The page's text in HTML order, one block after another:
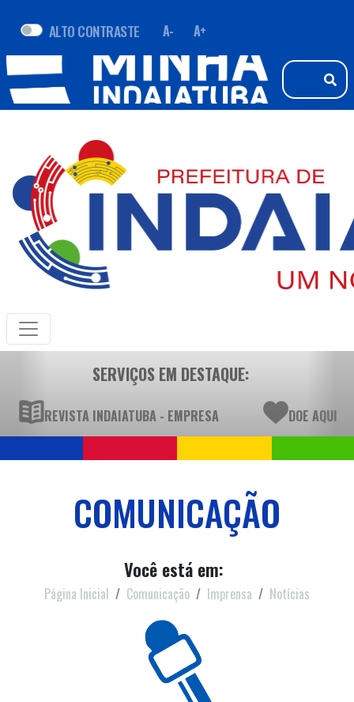
ALTO CONTRASTE A- A+
SERVIÇOS EM DESTAQUE:
REVISTA INDAIATUBA - EMPRESA DOE AQUI
COMUNICAÇÃO
Você está em:
Página Inicial Comunicação Imprensa Notícias